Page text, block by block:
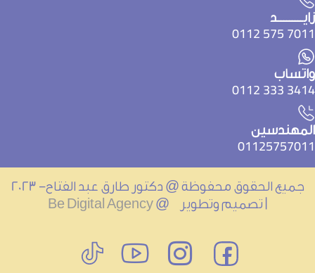
7011 575
3414 333
جميع الحقوق محفوظة @ دكتور طارق عبد الفتاح- 2023
| تصميم وتطوير @Be Digital Agency